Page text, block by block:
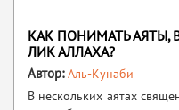
КАК ПОНИМАТЬ АЯТЫ,
ЛИК АЛЛАХА?
Автор:Аль-Кунаби
В нескольких аятах